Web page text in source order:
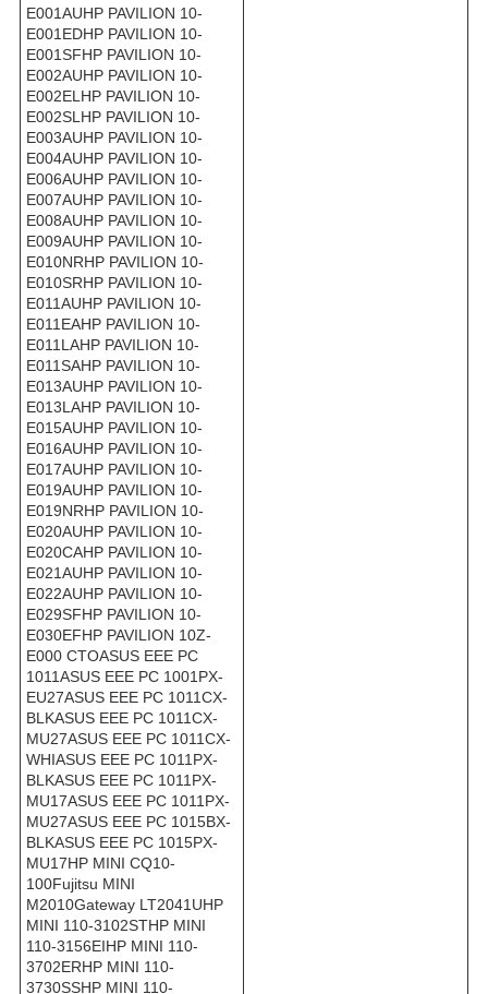
E001AUHP PAVILION 10-
E001EDHP PAVILION 10-
E001SFHP PAVILION 10-
E002AUHP PAVILION 10-
E002ELHP PAVILION 10-
E002SLHP PAVILION 10-
E003AUHP PAVILION 10-
E004AUHP PAVILION 10-
E006AUHP PAVILION 10-
E007AUHP PAVILION 10-
E008AUHP PAVILION 10-
E009AUHP PAVILION 10-
E010NRHP PAVILION 10-
E010SRHP PAVILION 10-
E011AUHP PAVILION 10-
E011EAHP PAVILION 10-
E011LAHP PAVILION 10-
E011SAHP PAVILION 10-
E013AUHP PAVILION 10-
E013LAHP PAVILION 10-
E015AUHP PAVILION 10-
E016AUHP PAVILION 10-
E017AUHP PAVILION 10-
E019AUHP PAVILION 10-
E019NRHP PAVILION 10-
E020AUHP PAVILION 10-
E020CAHP PAVILION 10-
E021AUHP PAVILION 10-
E022AUHP PAVILION 10-
E029SFHP PAVILION 10-
E030EFHP PAVILION 10Z-
E000 CTOASUS EEE PC
1011ASUS EEE PC 1001PX-
EU27ASUS EEE PC 1011CX-
BLKASUS EEE PC 1011CX-
MU27ASUS EEE PC 1011CX-
WHIASUS EEE PC 1011PX-
BLKASUS EEE PC 1011PX-
MU17ASUS EEE PC 1011PX-
MU27ASUS EEE PC 1015BX-
BLKASUS EEE PC 1015PX-
MU17HP MINI CQ10-
100Fujitsu MINI
M2010Gateway LT2041UHP
MINI 110-3102STHP MINI
110-3156EIHP MINI 110-
3702ERHP MINI 110-
3730SSHP MINI 110-